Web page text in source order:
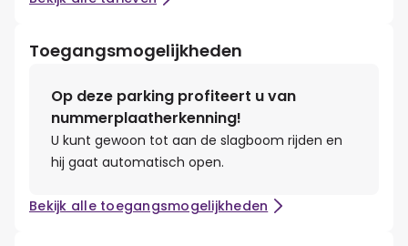
Toegangsmogelijkheden
Op deze parking profiteert u van
nummerplaatherkenning!
U kunt gewoon tot aan de slagboom rijden en
hij gaat automatisch open.
Bekijk alle toegangsmogelijkheden